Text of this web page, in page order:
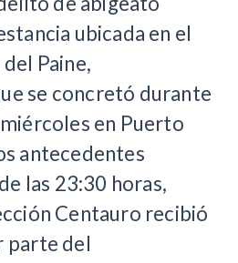
ubicada en el
Paine,
se concretó durante
en Puerto
antecedentes
las 23:30 horas,
Centauro recibió
parte del